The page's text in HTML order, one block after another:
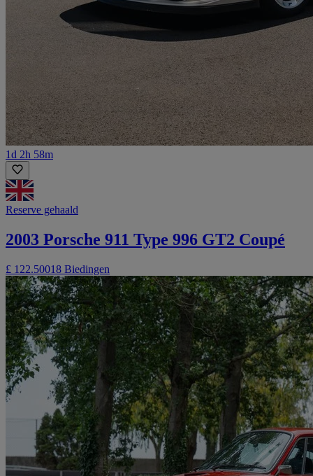
1d 2h 58m
Reserve gehaald
2003 Porsche 911 Type 996 GT2 Coupé
£ 122.50018 Biedingen